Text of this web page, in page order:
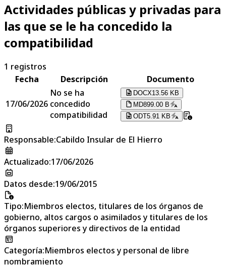
Actividades públicas y privadas para
las que se le ha concedido la
compatibilidad
1 registros
Fecha
Descripción Documento
17/06/2026
No se ha
concedido
compatibilidad
DOCX13.56 KB
MD899.00 B
ODT5.91 KB
Responsable:Cabildo Insular de El Hierro
Actualizado:17/06/2026
Datos desde:19/06/2015
Tipo:Miembros electos, titulares de los órganos de
gobierno, altos cargos o asimilados y titulares de los
órganos superiores y directivos de la entidad
Categoría:Miembros electos y personal de libre
nombramiento